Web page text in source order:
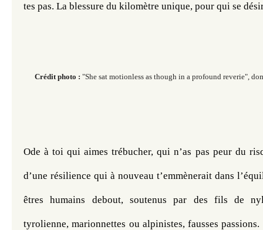
tes pas. La blessure du kilomètre unique, pour qui se
Crédit photo : "She sat motionless as though in a profound reverie",
Ode à toi qui aimes trébucher, qui n’as pas peur du
d’une résilience qui à nouveau t’emmènerait dans
êtres humains debout, soutenus par des fils de
tyrolienne, marionnettes ou alpinistes, fausses passions.